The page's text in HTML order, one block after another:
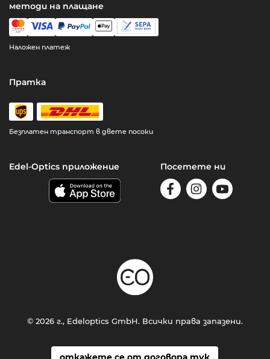
методи на плащане
Наложен платеж
Пратка
Безплатен транспорт в двете посоки
Edel-Optics приложение Посетете ни
© 2026 г., Edeloptics GmbH. Всички права запазени.